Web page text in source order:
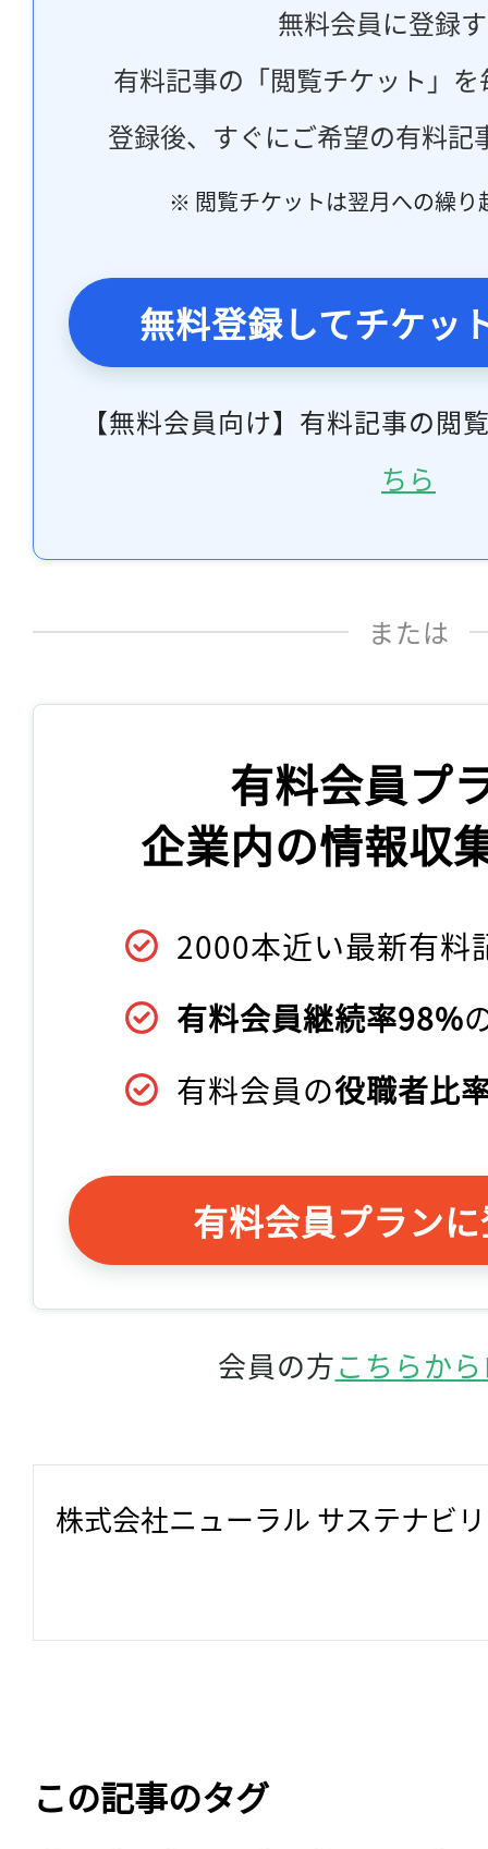
無料会員に登録
有料記事の「閲覧チケット」
登録後、すぐにご希望の有料記
※ 閲覧チケットは翌月への繰り
無料登録してチケッ
【無料会員向け】有料記事の閲
ちら
または
有料会員プ
企業内の情報収
2000本近い最新有料
有料会員継続率98%
有料会員の役職者比
有料会員プラン
会員の方こちらか
株式会社ニューラル サステナビ
この記事のタグ